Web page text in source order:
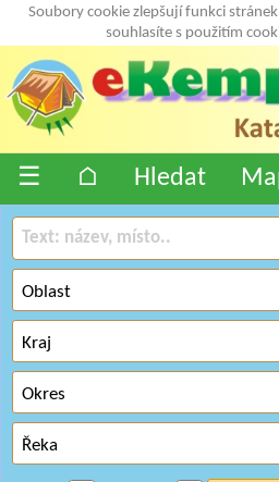
Soubory cookie zlepšují funkci
souhlasíte s použitím
☰ ⌂ Hledat